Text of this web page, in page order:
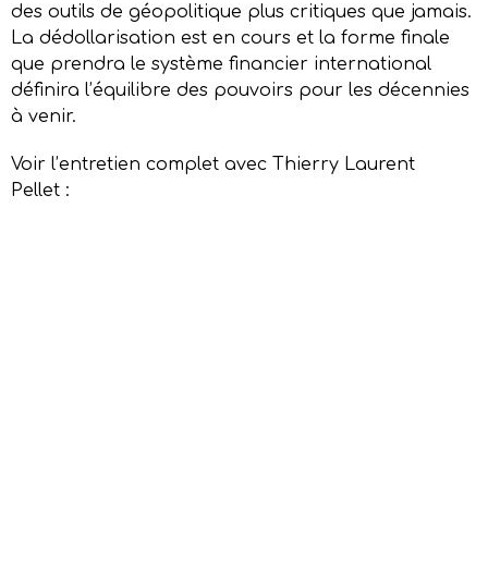
des outils de géopolitique plus critiques que jamais.
La dédollarisation est en cours et la forme finale
que prendra le système financier international
définira l’équilibre des pouvoirs pour les décennies
à venir.
Voir l’entretien complet avec Thierry Laurent
Pellet :